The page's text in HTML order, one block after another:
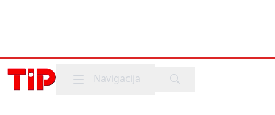
Mobile menu
Navigacija